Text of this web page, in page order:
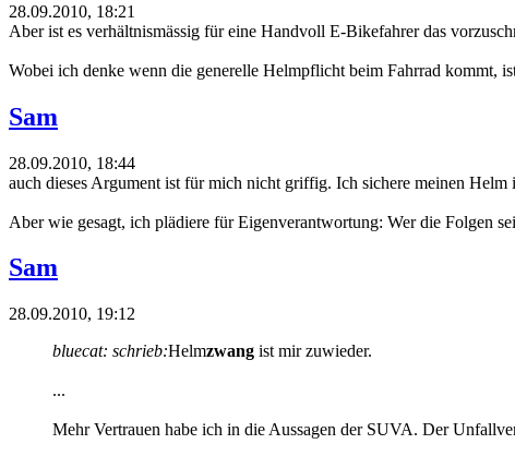
28.09.2010, 18:21
Aber ist es verhältnismässig für eine Handvoll E-Bikefahrer das
Wobei ich denke wenn die generelle Helmpflicht beim Fahrrad kommt,
Sam
28.09.2010, 18:44
auch dieses Argument ist für mich nicht griffig. Ich sichere meinen
Aber wie gesagt, ich plädiere für Eigenverantwortung: Wer die Folgen
Sam
28.09.2010, 19:12
bluecat: schrieb:Helmzwang ist mir zuwieder.
...
Mehr Vertrauen habe ich in die Aussagen der SUVA. Der